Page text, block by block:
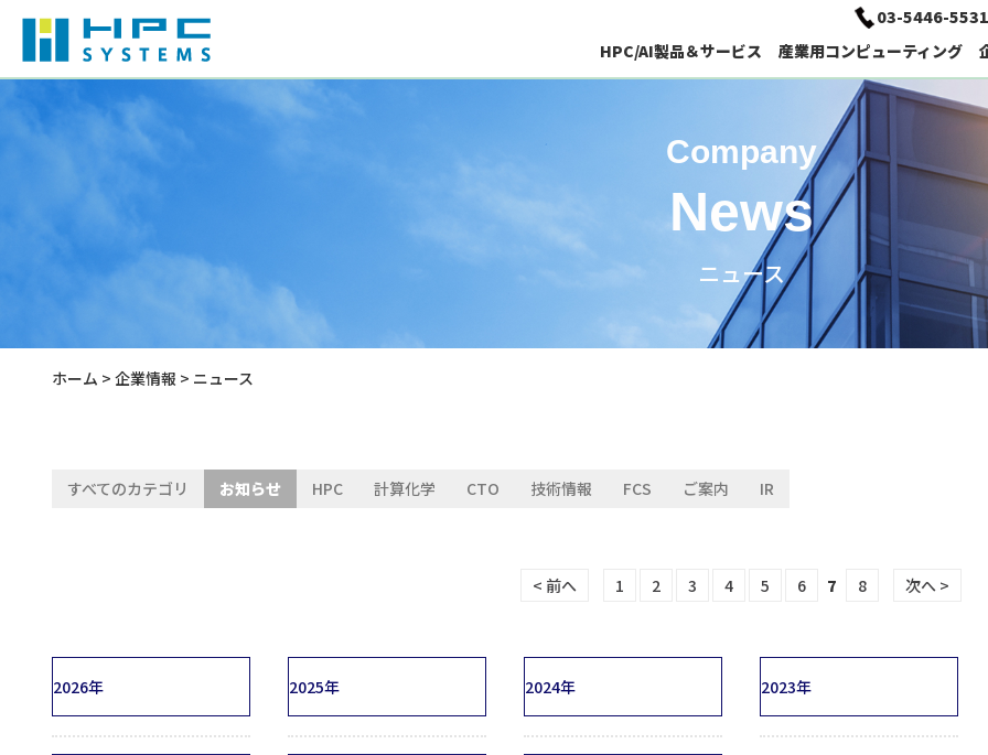
03-5446-5531
HPC/AI製品＆サービス
計算化学 AI / Deep Learning特設サイト
分散ファイルシステム
水冷式HPC-AIシリーズ
産業用コンピューティング
ディープラーニング用PC
産業用タブレット 車載用パネルPC
技術情報
役員紹介 主要取引先
サステナビリティ
HPC/AI向けコンピューティング
Company
News
ニュース
ホーム > 企業情報 > ニュース
すべてのカテゴリ お知らせ HPC 計算化学 CTO 技術情報 FCS ご案内 IR
< 前へ 1 2 3 4 5 6 7 8 次へ >
2026年 2025年 2024年 2023年